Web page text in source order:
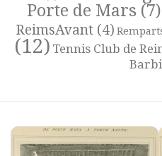
Porte de Mars(7)
ReimsAvant (4)
(12) Tennis Club de